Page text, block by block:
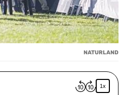
NATURLAND
1x